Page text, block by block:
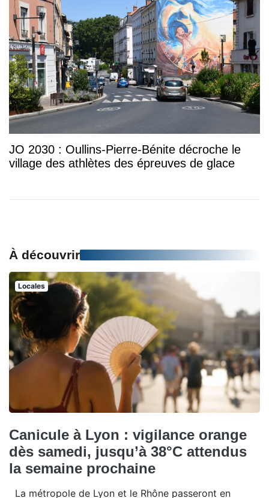
JO 2030 : Oullins-Pierre-Bénite décroche le
village des athlètes des épreuves de glace
À découvrir
Locales
Canicule à Lyon : vigilance orange
dès samedi, jusqu’à 38°C attendus
la semaine prochaine
La métropole de Lyon et le Rhône passeront en